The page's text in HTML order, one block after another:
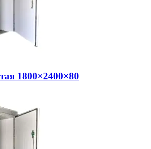
1800×2400×80